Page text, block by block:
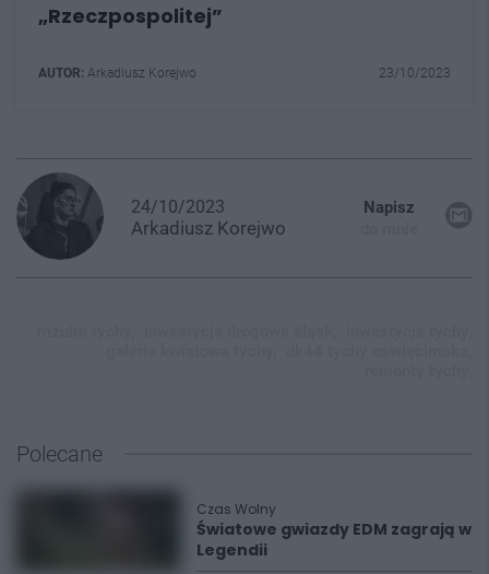
„Rzeczpospolitej”
AUTOR: Arkadiusz Korejwo 23/10/2023
24/10/2023
Arkadiusz Korejwo
Napisz
Polecane
Czas Wolny
Światowe gwiazdy EDM zagrają w
Legendii